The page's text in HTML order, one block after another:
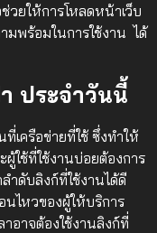
วยให้การโหลดหน้าเว็บ
มพร้อมในการใช้งาน ได้
ประจำวันนี้
เครือข่ายที่ใช้ ซึ่งทำให้
ใช้ที่ใช้งานบ่อยต้องการ
ำดับลิงก์ที่ใช้งานได้ดี
ไหวของผู้ให้บริการ
าอาจต้องใช้งานลิงก์ที่